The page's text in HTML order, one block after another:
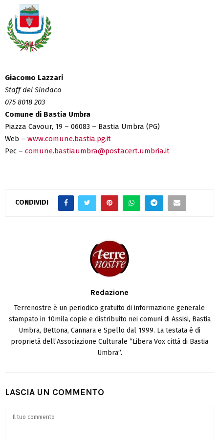
Giacomo Lazzari
Staff del Sindaco
075 8018 203
Comune di Bastia Umbra
Piazza Cavour, 19 – 06083 – Bastia Umbra (PG)
Web – www.comune.bastia.pg.it
Pec – comune.bastiaumbra@postacert.umbria.it
CONDIVIDI
Redazione
Terrenostre è un periodico gratuito di informazione generale
stampato in 10mila copie e distribuito nei comuni di Assisi, Bastia
Umbra, Bettona, Cannara e Spello dal 1999. La testata è di
proprietà dell’Associazione Culturale “Libera Vox città di Bastia
Umbra”.
LASCIA UN COMMENTO